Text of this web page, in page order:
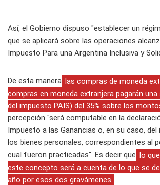
Así, el Gobierno dispuso "establecer un
que se aplicará sobre las operaciones
Impuesto Para una Argentina Inclusiva y
De esta manera las compras de moneda
compras en moneda extranjera pagarán
del impuesto PAIS) del 35% sobre los
percepción "será computable en la
Impuesto a las Ganancias o, en su caso,
los bienes personales, correspondientes al
cual fueron practicadas". Es decir que lo
este concepto será a cuenta de lo que se
año por esos dos gravámenes.